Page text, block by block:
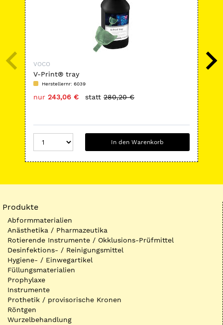
VOCO
V-Print® tray
Herstellernr: 6039
nur 243,06 € statt 280,20 €
In den Warenkorb
Produkte
Abformmaterialien
Anästhetika / Pharmazeutika
Rotierende Instrumente / Okklusions-Prüfmittel
Desinfektions- / Reinigungsmittel
Hygiene- / Einwegartikel
Füllungsmaterialien
Prophylaxe
Instrumente
Prothetik / provisorische Kronen
Röntgen
Wurzelbehandlung